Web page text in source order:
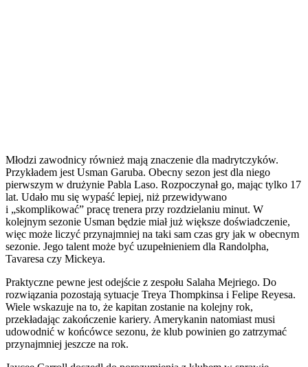
Młodzi zawodnicy również mają znaczenie dla madrytczyków.
Przykładem jest Usman Garuba. Obecny sezon jest dla niego
pierwszym w drużynie Pabla Laso. Rozpoczynał go, mając tylko 17
lat. Udało mu się wypaść lepiej, niż przewidywano
i „skomplikować” pracę trenera przy rozdzielaniu minut. W
kolejnym sezonie Usman będzie miał już większe doświadczenie,
więc może liczyć przynajmniej na taki sam czas gry jak w obecnym
sezonie. Jego talent może być uzupełnieniem dla Randolpha,
Tavaresa czy Mickeya.
Praktyczne pewne jest odejście z zespołu Salaha Mejriego. Do
rozwiązania pozostają sytuacje Treya Thompkinsa i Felipe Reyesa.
Wiele wskazuje na to, że kapitan zostanie na kolejny rok,
przekładając zakończenie kariery. Amerykanin natomiast musi
udowodnić w końcówce sezonu, że klub powinien go zatrzymać
przynajmniej jeszcze na rok.